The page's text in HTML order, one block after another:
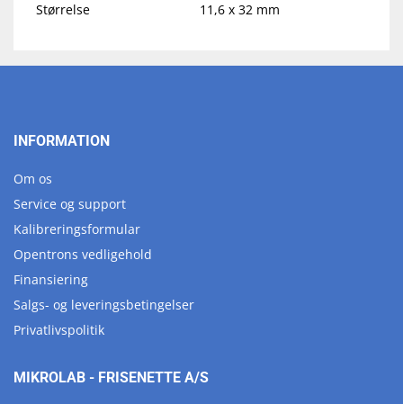
Størrelse 11,6 x 32 mm
INFORMATION
Om os
Service og support
Kalibreringsformular
Opentrons vedligehold
Finansiering
Salgs- og leveringsbetingelser
Privatlivspolitik
MIKROLAB - FRISENETTE A/S